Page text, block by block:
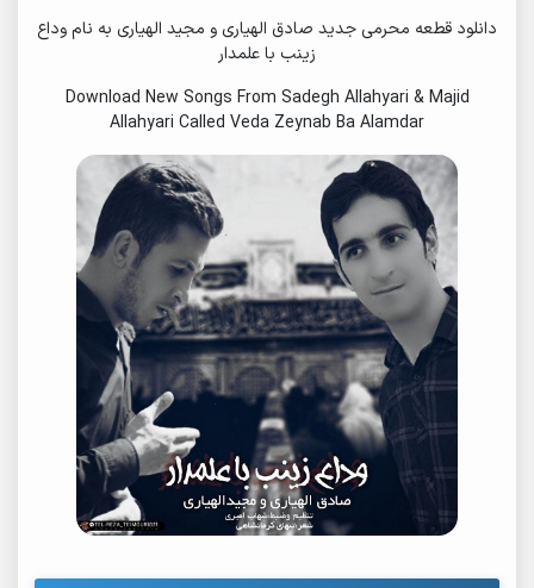
دانلود قطعه محرمی جدید صادق الهیاری و مجید الهیاری به نام وداع
زینب با علمدار
Download New Songs From Sadegh Allahyari & Majid
Allahyari Called Veda Zeynab Ba Alamdar